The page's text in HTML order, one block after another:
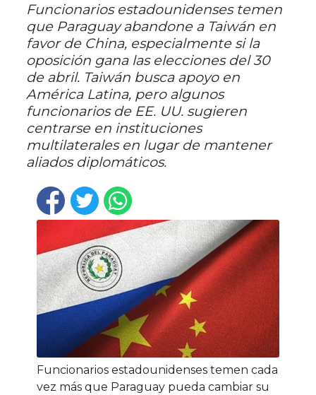
Funcionarios estadounidenses temen
que Paraguay abandone a Taiwán en
favor de China, especialmente si la
oposición gana las elecciones del 30
de abril. Taiwán busca apoyo en
América Latina, pero algunos
funcionarios de EE. UU. sugieren
centrarse en instituciones
multilaterales en lugar de mantener
aliados diplomáticos.
Funcionarios estadounidenses temen cada
vez más que Paraguay pueda cambiar su